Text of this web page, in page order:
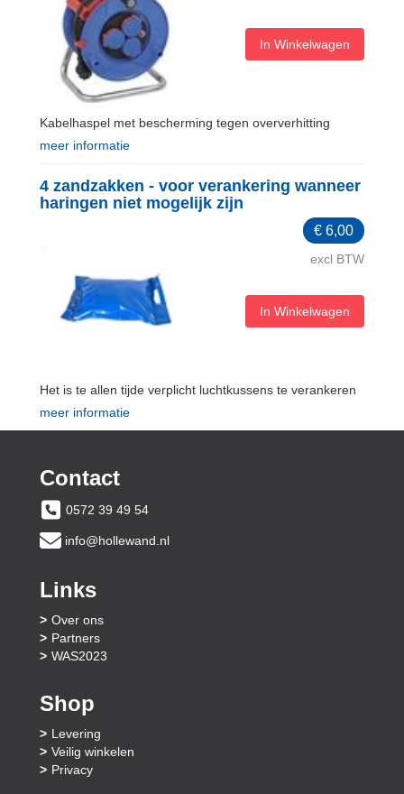
In Winkelwagen
Kabelhaspel met bescherming tegen oververhitting
meer informatie
4 zandzakken - voor verankering wanneer
haringen niet mogelijk zijn
€ 6,00
excl BTW
In Winkelwagen
Het is te allen tijde verplicht luchtkussens te verankeren
meer informatie
Contact
0572 39 49 54
info@hollewand.nl
Links
Over ons
Partners
WAS2023
Shop
Levering
Veilig winkelen
Privacy